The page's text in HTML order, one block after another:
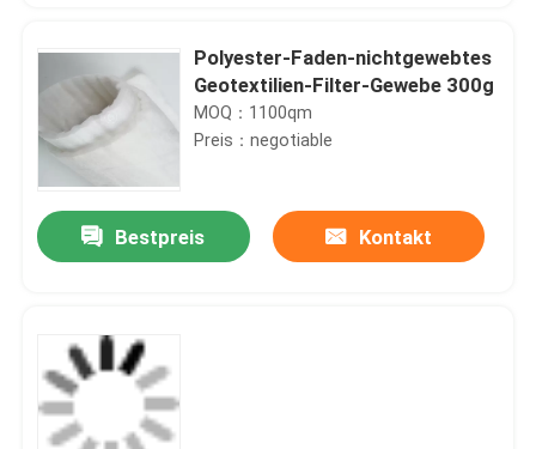
Polyester-Faden-nichtgewebtes
Geotextilien-Filter-Gewebe 300g
MOQ：1100qm
Preis：negotiable
Bestpreis Kontakt